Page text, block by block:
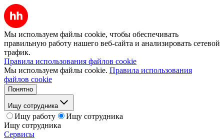
Мы используем файлы cookie, чтобы обеспечивать
правильную работу нашего веб-сайта и анализировать сетевой
трафик.
Правила использования файлов cookie
Мы используем файлы cookie. Правила использования
файлов cookie
Понятно
Ищу сотрудника
Ищу работу
Ищу сотрудника
Ищу сотрудника
Сервисы